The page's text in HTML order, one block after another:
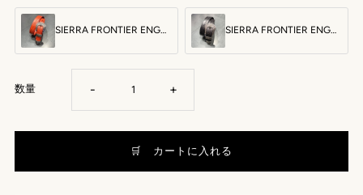
SIERRA FRONTIER ENGRAVE BELT：シエラ フロンティア エングレーブ ベルト SIERRA FRONTIER ENGRAVE BELT：シエラ フロンティア エングレーブ ベルト
数量 - +